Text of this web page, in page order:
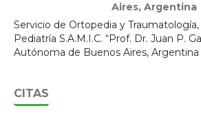
Aires, Argentina
Servicio de Ortopedia y
Pediatría S.A.M.I.C. “Prof. Dr. Juan P.
Autónoma de Buenos Aires, Argentina
CITAS